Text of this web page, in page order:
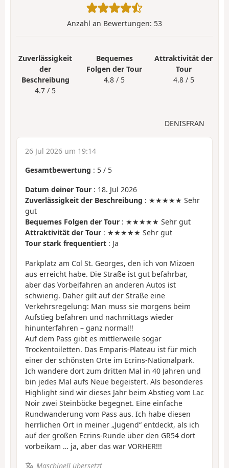
Anzahl an Bewertungen: 53
Zuverlässigkeit
der
Beschreibung
4.7 / 5
Bequemes
Folgen der Tour
4.8 / 5
Attraktivität der
Tour
4.8 / 5
DENISFRAN
26 Jul 2026 um 19:14
Gesamtbewertung : 5 / 5
Datum deiner Tour : 18. Jul 2026
Zuverlässigkeit der Beschreibung : ★★★★★ Sehr
gut
Bequemes Folgen der Tour : ★★★★★ Sehr gut
Attraktivität der Tour : ★★★★★ Sehr gut
Tour stark frequentiert : Ja
Parkplatz am Col St. Georges, den ich von Mizoen
aus erreicht habe. Die Straße ist gut befahrbar,
aber das Vorbeifahren an anderen Autos ist
schwierig. Daher gilt auf der Straße eine
Verkehrsregelung: Man muss sie morgens beim
Aufstieg befahren und nachmittags wieder
hinunterfahren – ganz normal!!
Auf dem Pass gibt es mittlerweile sogar
Trockentoiletten. Das Emparis-Plateau ist für mich
einer der schönsten Orte im Ecrins-Nationalpark.
Ich wandere dort zum dritten Mal in 40 Jahren und
bin jedes Mal aufs Neue begeistert. Als besonderes
Highlight sind wir dieses Jahr beim Abstieg vom Lac
Noir zwei Steinböcke begegnet. Eine einfache
Rundwanderung vom Pass aus. Ich habe diesen
herrlichen Ort in meiner „Jugend“ entdeckt, als ich
auf der großen Ecrins-Runde über den GR54 dort
vorbeikam … ja, aber das war VORHER!!!
Maschinell übersetzt